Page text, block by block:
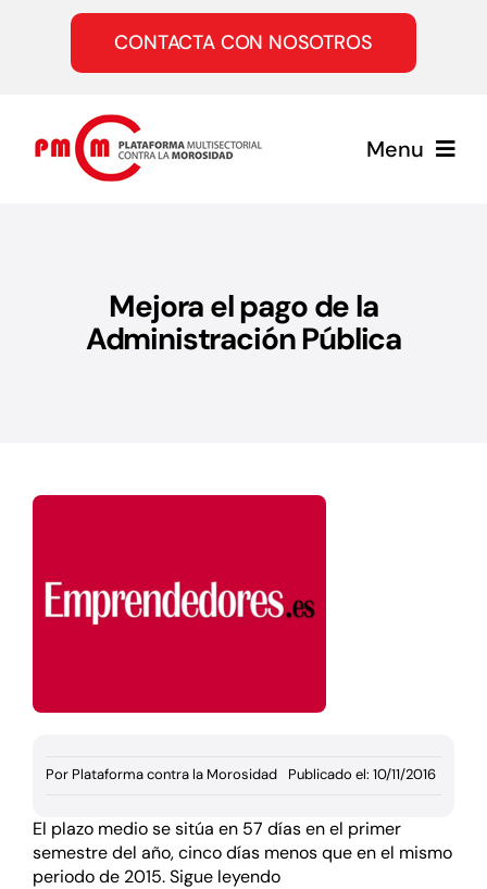
contenido
CONTACTA CON NOSOTROS
Menu
Quiénes somos
Documentación
Agenda
Blog
Mejora el pago de la
Administración Pública
Por Plataforma contra la Morosidad Publicado el: 10/11/2016
El plazo medio se sitúa en 57 días en el primer
semestre del año, cinco días menos que en el mismo
periodo de 2015.Sigue leyendo